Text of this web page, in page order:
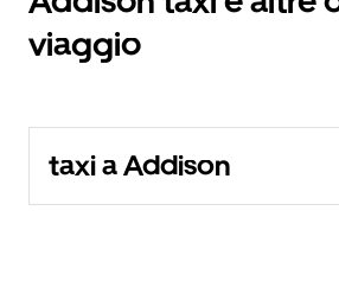
viaggio
taxi a Addison